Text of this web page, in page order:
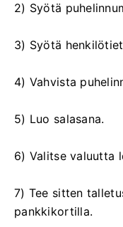
2) Syötä
3) Syötä
4) Vahvista
5) Luo salasana.
6) Valitse valuutta
7) Tee sitten
pankkikortilla.